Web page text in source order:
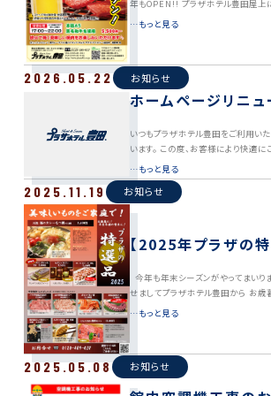
年もOPEN!! プラザホテル豊田屋上
…もっと見る
2026.05.22 お知らせ
ホームページリニュ
のお知らせ
いつもプラザホテル豊田をご利用い
います。 この度、お客様により快適
ホ…
…もっと見る
2025.11.19 お知らせ
【2025年プラザの
に！年末年始の食卓に
今年も年末シーズンがやってまいり
せましてプラザホテル豊田から お
…もっと見る
2025.05.08 お知らせ